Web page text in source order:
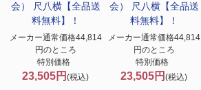
会） 尺八横【全品送
料無料】！
メーカー通常価格44,814
円のところ
特別価格
23,505円(税込)
会） 尺八横【全品送
料無料】！
メーカー通常価格44,814
円のところ
特別価格
23,505円(税込)